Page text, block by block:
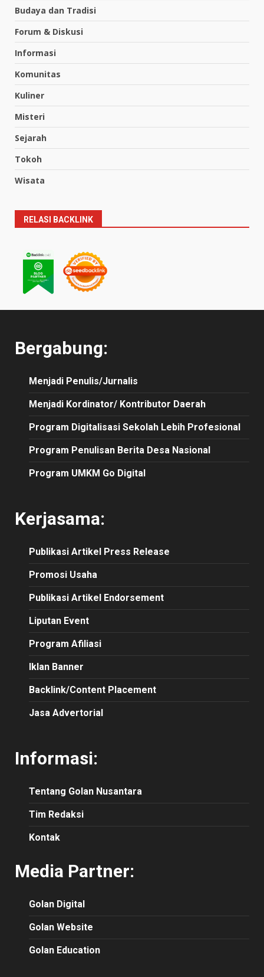
Budaya dan Tradisi
Forum & Diskusi
Informasi
Komunitas
Kuliner
Misteri
Sejarah
Tokoh
Wisata
RELASI BACKLINK
Bergabung:
Menjadi Penulis/Jurnalis
Menjadi Kordinator/ Kontributor Daerah
Program Digitalisasi Sekolah Lebih Profesional
Program Penulisan Berita Desa Nasional
Program UMKM Go Digital
Kerjasama:
Publikasi Artikel Press Release
Promosi Usaha
Publikasi Artikel Endorsement
Liputan Event
Program Afiliasi
Iklan Banner
Backlink/Content Placement
Jasa Advertorial
Informasi:
Tentang Golan Nusantara
Tim Redaksi
Kontak
Media Partner:
Golan Digital
Golan Website
Golan Education